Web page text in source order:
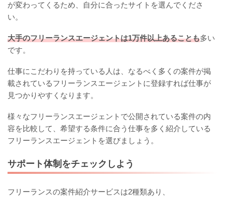
が変わってくるため、自分に合ったサイトを選んでくださ
い。
大手のフリーランスエージェントは1万件以上あることも多い
です。
仕事にこだわりを持っている人は、なるべく多くの案件が掲
載されているフリーランスエージェントに登録すれば仕事が
見つかりやすくなります。
様々なフリーランスエージェントで公開されている案件の内
容を比較して、希望する条件に合う仕事を多く紹介している
フリーランスエージェントを選びましょう。
サポート体制をチェックしよう
フリーランスの案件紹介サービスは2種類あり、